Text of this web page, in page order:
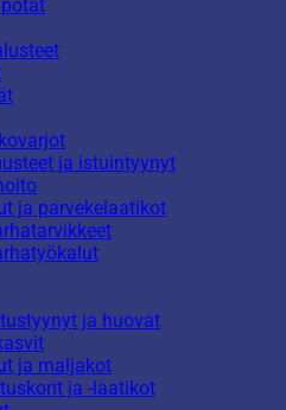
ja istuintyynyt
ja parvekelaatikot
ja huovat
ja maljakot
ja -laatikot